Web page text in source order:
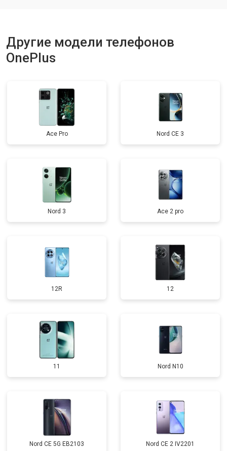
Другие модели телефонов
OnePlus
Ace Pro Nord CE 3
Nord 3 Ace 2 pro
12R 12
11 Nord N10
Nord CE 5G EB2103 Nord CE 2 IV2201